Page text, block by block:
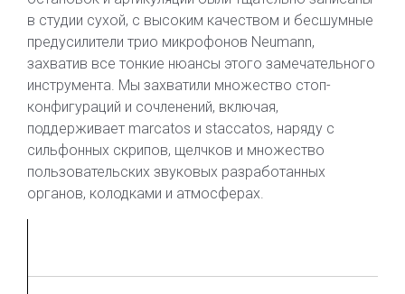
в студии сухой, с высоким качеством и бесшумные
предусилители трио микрофонов Neumann,
захватив все тонкие нюансы этого замечательного
инструмента. Мы захватили множество стоп-
конфигураций и сочленений, включая,
поддерживает marcatos и staccatos, наряду с
сильфонных скрипов, щелчков и множество
пользовательских звуковых разработанных
органов, колодками и атмосферах.